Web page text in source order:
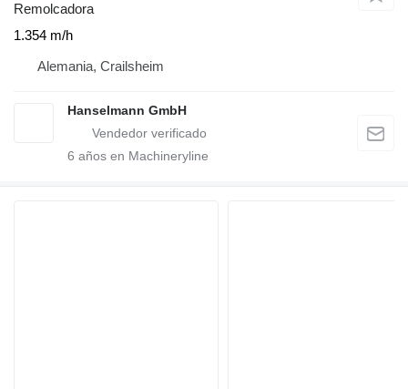
Remolcadora
1.354 m/h
Alemania, Crailsheim
Hanselmann GmbH
6 años en Machineryline